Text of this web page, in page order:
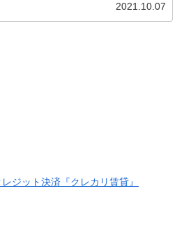
2021.10.07
ジット決済『クレカリ賃貸』